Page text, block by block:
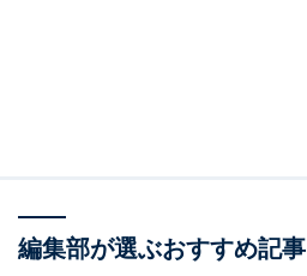
編集部が選ぶおすすめ記事